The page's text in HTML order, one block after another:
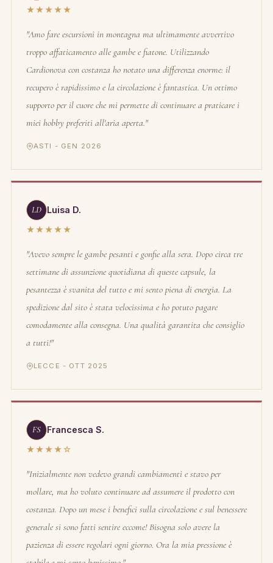
★★★★★
"Amo fare escursioni in montagna ma ultimamente avvertivo
troppo affaticamento alle gambe e fiatone. Utilizzando
Cardionova con costanza ho notato una differenza enorme: il
recupero è rapidissimo e la circolazione è fantastica. Un ottimo
supporto per il cuore che mi permette di continuare a praticare i
miei hobby preferiti all'aria aperta."
ASTI - GEN 2026
LD Luisa D.
★★★★★
"Avevo sempre le gambe pesanti e gonfie alla sera. Dopo circa tre
settimane di assunzione quotidiana di queste capsule, la
pesantezza è svanita del tutto e mi sento piena di energia. La
spedizione dal sito è stata velocissima e ho potuto pagare
comodamente alla consegna. Una qualità garantita che consiglio
a tutti!"
LECCE - OTT 2025
FS Francesca S.
★★★★☆
"Inizialmente non vedevo grandi cambiamenti e stavo per
mollare, ma ho voluto continuare ad assumere il prodotto con
costanza. Dopo un mese i benefici sulla circolazione e sul benessere
generale si sono fatti sentire eccome! Bisogna solo avere la
pazienza di essere regolari ogni giorno. Ora la mia pressione è